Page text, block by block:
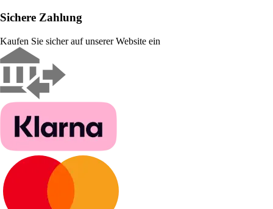
Sichere Zahlung
Kaufen Sie sicher auf unserer Website ein